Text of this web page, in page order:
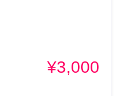
¥3,000